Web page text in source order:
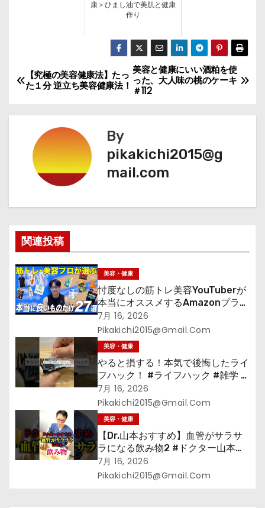
康＞ひまし油で美肌と健康
作り
投
ビ
ゲ
シ
ョ
ン
美容と健康にいい酒粕を使
った、大人味の桃のケーキ
＃112
【究極の美容健康法】たっ
た１分 逆立ち美容健康法！
By
pikakichi2015@g
mail.com
関連投稿
美容・健康
忖度なしの筋トレ美容YouTuberが
本当にオススメするAmazonプライ
ムデーセールで買うべきもの
7月 16, 2026
Pikakichi2015@gmail.com
美容・健康
やると損する！本気で後悔したライ
フハック！ #ライフハック #雑学 #
裏技 #shorts #海外
7月 16, 2026
Pikakichi2015@gmail.com
美容・健康
【Dr.山本おすすめ】血管がサラサ
ラになる飲み物2 #ドクター山本
#Dr.山本#緑茶
7月 16, 2026
Pikakichi2015@gmail.com